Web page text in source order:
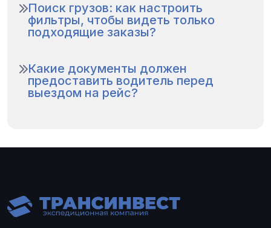
Поиск грузов: как настроить
фильтры, чтобы видеть только
подходящие заказы?
Какие документы должен
предоставить водитель перед
выездом на рейс?